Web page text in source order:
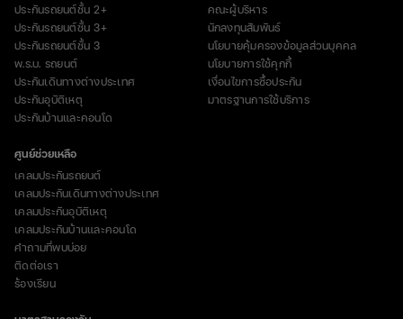
ประกันรถยนต์ชั้น 2+
ประกันรถยนต์ชั้น 3+
ประกันรถยนต์ชั้น 3
พ.ร.บ. รถยนต์
ประกันเดินทางต่างประเทศ
ประกันอุบัติเหตุ
ประกันบ้านและคอนโด
คณะผู้บริหาร
นักลงทุนสัมพันธ์
นโยบายคุ้มครองข้อมูลส่วนบุคคล
นโยบายการใช้คุกกี้
เงื่อนไขการซื้อประกัน
มาตรฐานการใช้บริการ
ศูนย์ช่วยเหลือ
เคลมประกันรถยนต์
เคลมประกันเดินทางต่างประเทศ
เคลมประกันอุบัติเหตุ
เคลมประกันบ้านและคอนโด
คำถามที่พบบ่อย
ติดต่อเรา
ร้องเรียน